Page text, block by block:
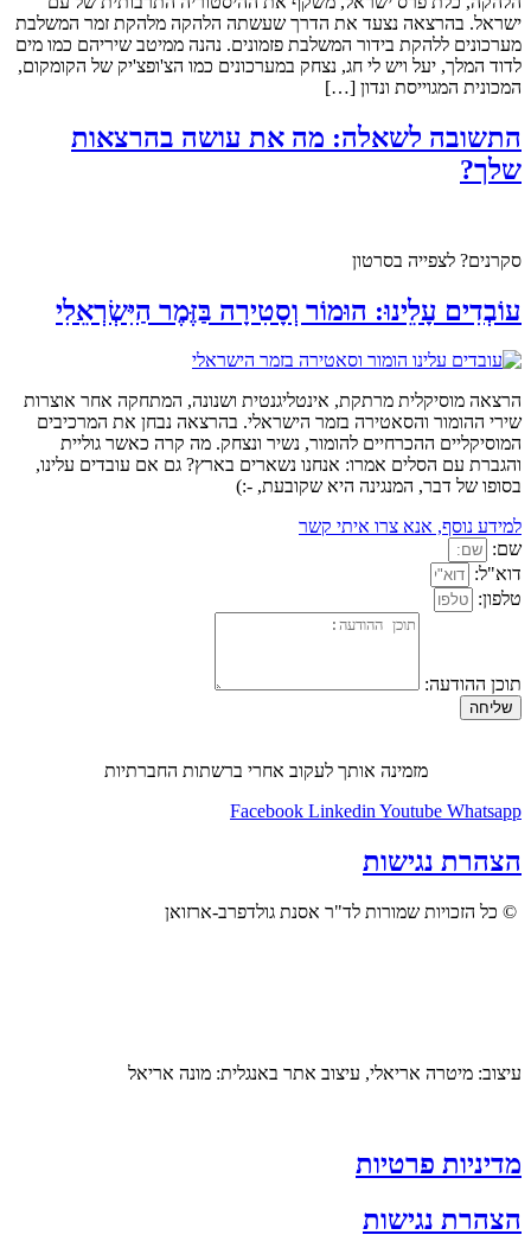
ישראל. בהרצאה נצעד את הדרך שעשתה הלהקה מלהקת זמר המשלבת
מערכונים ללהקת בידור המשלבת פזמונים. נהנה ממיטב שיריהם כמו מים
לדוד המלך, יעל ויש לי חג, נצחק במערכונים כמו הצ'ופצ'יק של הקומקום,
המכונית המגוייסת ונדון […]
התשובה לשאלה: מה את עושה בהרצאות
שלך?
סקרנים? לצפייה בסרטון
עוֹבְדִים עָלֵינוּ: הוּמוֹר וְסָטִירָה בַּזֶּמֶר הַיִּשְׂרְאֵלִי
הרצאה מוסיקלית מרתקת, אינטליגנטית ושנונה, המתחקה אחר אוצרות
שירי ההומור והסאטירה בזמר הישראלי. בהרצאה נבחן את המרכיבים
המוסיקליים ההכרחיים להומור, נשיר ונצחק. מה קרה כאשר גוליית
והגברת עם הסלים אמרו: אנחנו נשארים בארץ? גם אם עובדים עלינו,
בסופו של דבר, המנגינה היא שקובעת, -:)
למידע נוסף, אנא צרו איתי קשר
שם:
דוא"ל:
טלפון:
תוכן ההודעה:
שליחה
מזמינה אותך לעקוב אחרי ברשתות החברתיות
Facebook LinkedinYoutube Whatsapp
הצהרת נגישות
© כל הזכויות שמורות לד"ר אסנת גולדפרב-ארזואן
עיצוב: מיטרה אריאלי, עיצוב אתר באנגלית: מונה אריאל
מדיניות פרטיות
הצהרת נגישות